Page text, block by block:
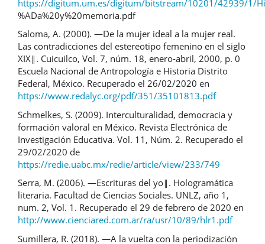
https://digitum.um.es/digitum/bitstream/10201/42939/1/
%ADa%20y%20memoria.pdf
Saloma, A. (2000). ―De la mujer ideal a la mujer real.
Las contradicciones del estereotipo femenino en el siglo
XIX‖. Cuicuilco, Vol. 7, núm. 18, enero-abril, 2000, p. 0
Escuela Nacional de Antropología e Historia Distrito
Federal, México. Recuperado el 26/02/2020 en
https://www.redalyc.org/pdf/351/35101813.pdf
Schmelkes, S. (2009). Interculturalidad, democracia y
formación valoral en México. Revista Electrónica de
Investigación Educativa. Vol. 11, Núm. 2. Recuperado el
29/02/2020 de
https://redie.uabc.mx/redie/article/view/233/749
Serra, M. (2006). ―Escrituras del yo‖. Hologramática
literaria. Facultad de Ciencias Sociales. UNLZ, año 1,
num. 2, Vol. 1. Recuperado el 29 de febrero de 2020 en
http://www.cienciared.com.ar/ra/usr/10/89/hlr1.pdf
Sumillera, R. (2018). ―A la vuelta con la periodización